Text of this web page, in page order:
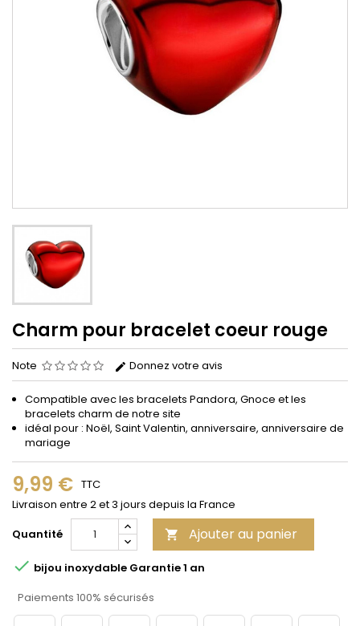
Charm pour bracelet coeur rouge
Note Donnez votre avis
Compatible avec les bracelets Pandora, Gnoce et les
bracelets charm de notre site
idéal pour : Noël, Saint Valentin, anniversaire, anniversaire de
mariage
9,99 € TTC
Livraison entre 2 et 3 jours depuis la France
Quantité
 Ajouter au panier
 bijou inoxydable Garantie 1 an
Paiements 100% sécurisés